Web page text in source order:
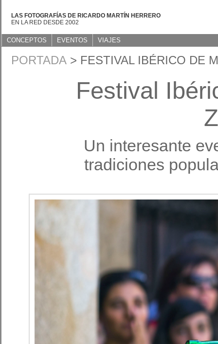
LAS FOTOGRAFÍAS DE RICARDO MARTÍN HERRERO
EN LA RED DESDE 2002
CONCEPTOS EVENTOS VIAJES
PORTADA > FESTIVAL IBÉRICO DE
Festival
Un interesante
tradiciones